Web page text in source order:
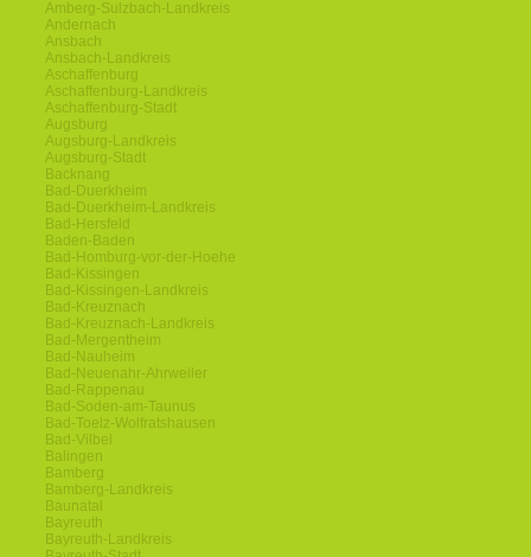
Amberg-Sulzbach-Landkreis
Andernach
Ansbach
Ansbach-Landkreis
Aschaffenburg
Aschaffenburg-Landkreis
Aschaffenburg-Stadt
Augsburg
Augsburg-Landkreis
Augsburg-Stadt
Backnang
Bad-Duerkheim
Bad-Duerkheim-Landkreis
Bad-Hersfeld
Baden-Baden
Bad-Homburg-vor-der-Hoehe
Bad-Kissingen
Bad-Kissingen-Landkreis
Bad-Kreuznach
Bad-Kreuznach-Landkreis
Bad-Mergentheim
Bad-Nauheim
Bad-Neuenahr-Ahrweiler
Bad-Rappenau
Bad-Soden-am-Taunus
Bad-Toelz-Wolfratshausen
Bad-Vilbel
Balingen
Bamberg
Bamberg-Landkreis
Baunatal
Bayreuth
Bayreuth-Landkreis